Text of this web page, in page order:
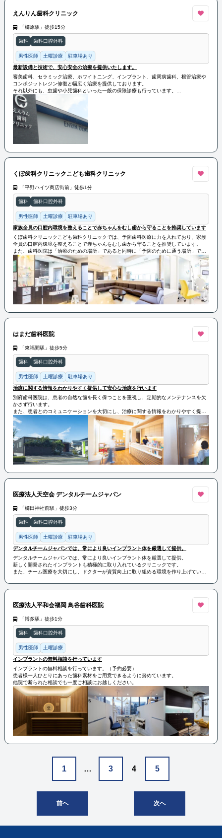
えんりん歯科クリニック
「櫛原駅」徒歩15分
歯科 歯科口腔外科
男性医師 土曜診療 駐車場あり
最新設備と技術で、安心安全の治療を提供いたします。
審美歯科、セラミック治療、ホワイトニング、インプラント、歯周病歯科、根管治療や
コンポジットレジン修復と幅広く治療を提供しております。
それ以外にも、虫歯や小児歯科といった一般の保険診療も行っています。
最新設備と技術で、安心安全の治療を提供いたします。
くぼ歯科クリニックこども歯科クリニック
「平野ハイツ商店街前」徒歩1分
歯科 歯科口腔外科
男性医師 土曜診療 駐車場あり
家族全員の口腔内環境を整えることで赤ちゃんをむし歯から守ることを推奨しています
くぼ歯科クリニックこども歯科クリニックでは、予防歯科医療に力を入れており、家族
全員の口腔内環境を整えることで赤ちゃんをむし歯から守ることを推奨しています。
また、歯科医院は「治療のための場所」であると同時に「予防のために通う場所」であ
るとの認識を持ち、口腔の健康を維持するための予防的なアプローチを重視していま
す。
はまだ歯科医院
「東福間駅」徒歩5分
歯科 歯科口腔外科
男性医師 土曜診療 駐車場あり
治療に関する情報をわかりやすく提供して安心な治療を行います
別府歯科医院は、患者の自然な歯を長く保つことを重視し、定期的なメンテナンスを欠
かさず行います。
また、患者とのコミュニケーションを大切にし、治療に関する情報をわかりやすく提供
して安心な治療を行います。
医療法人天空会 デンタルチームジャパン
「櫛田神社前駅」徒歩3分
歯科 歯科口腔外科
男性医師 土曜診療 駐車場あり
デンタルチームジャパンでは、常により良いインプラント体を厳選して提供。
デンタルチームジャパンでは、常により良いインプラント体を厳選して提供。
新しく開発されたインプラントも積極的に取り入れているクリニックです。
また、チーム医療を大切にし、ドクターが資質向上に取り組める環境を作り上げていま
そのため、患者様には安心安全で、最善の治療を提供できると信じています。
医療法人平和会福岡 鳥谷歯科医院
「博多駅」徒歩1分
歯科 歯科口腔外科
男性医師 土曜診療
インプラントの無料相談を行っています
インプラントの無料相談を行っています。（予約必要）
患者様一人ひとりにあった歯科素材をご用意できるように努めています。
他院で断られた相談でも一度ご相談にお越しください。
前へ
1 … 3 4 5
次へ